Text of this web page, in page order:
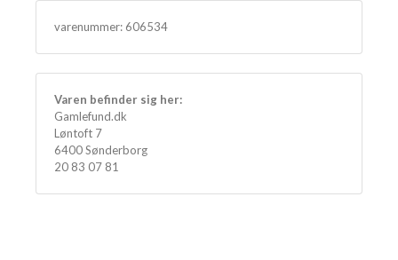
varenummer: 606534
Varen befinder sig her:
Gamlefund.dk
Løntoft 7
6400 Sønderborg
20 83 07 81